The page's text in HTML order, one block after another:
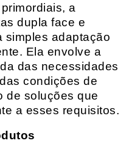
a
dupla face e
simples adaptação
Ela envolve a
das necessidades
condições de
de soluções que
a esses requisitos.